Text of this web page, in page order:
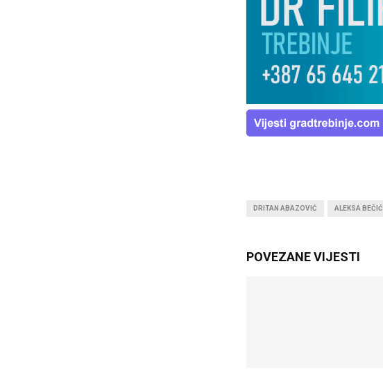
DRITAN ABAZOVIĆ ALEKSA BEČIĆ
POVEZANE VIJESTI